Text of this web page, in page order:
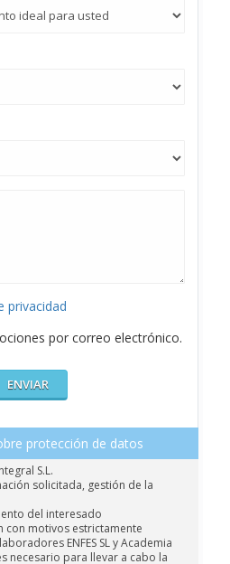
privacidad
por correo electrónico.
protección de datos
S.L.
solicitada, gestión de la
del interesado
con motivos estrictamente
ENFES SL y Academia
necesario para llevar a cabo la